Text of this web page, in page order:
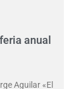
anual
Aguilar «El